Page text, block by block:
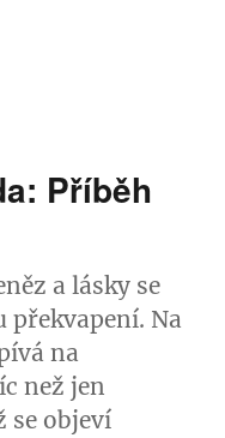
Příběh
a lásky se
Na
na
než jen
se objeví